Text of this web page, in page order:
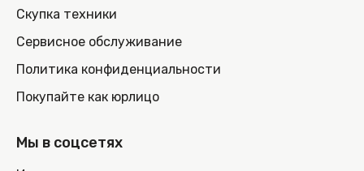
Скупка техники
Сервисное обслуживание
Политика конфиденциальности
Покупайте как юрлицо
Мы в соцсетях